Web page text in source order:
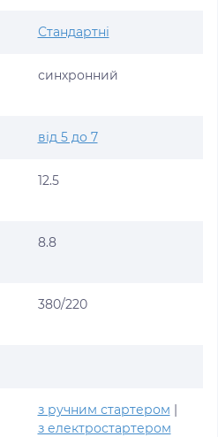
Стандартні
синхронний
від 5 до 7
12.5
8.8
380/220
з ручним стартером |
з електростартером